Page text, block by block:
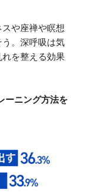
や座禅や瞑想
。深呼吸は気
を整える効果
ーニング方法を